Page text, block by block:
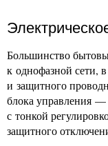
Большинство
к однофазной сети,
и защитного
блока управления —
с тонкой
защитного